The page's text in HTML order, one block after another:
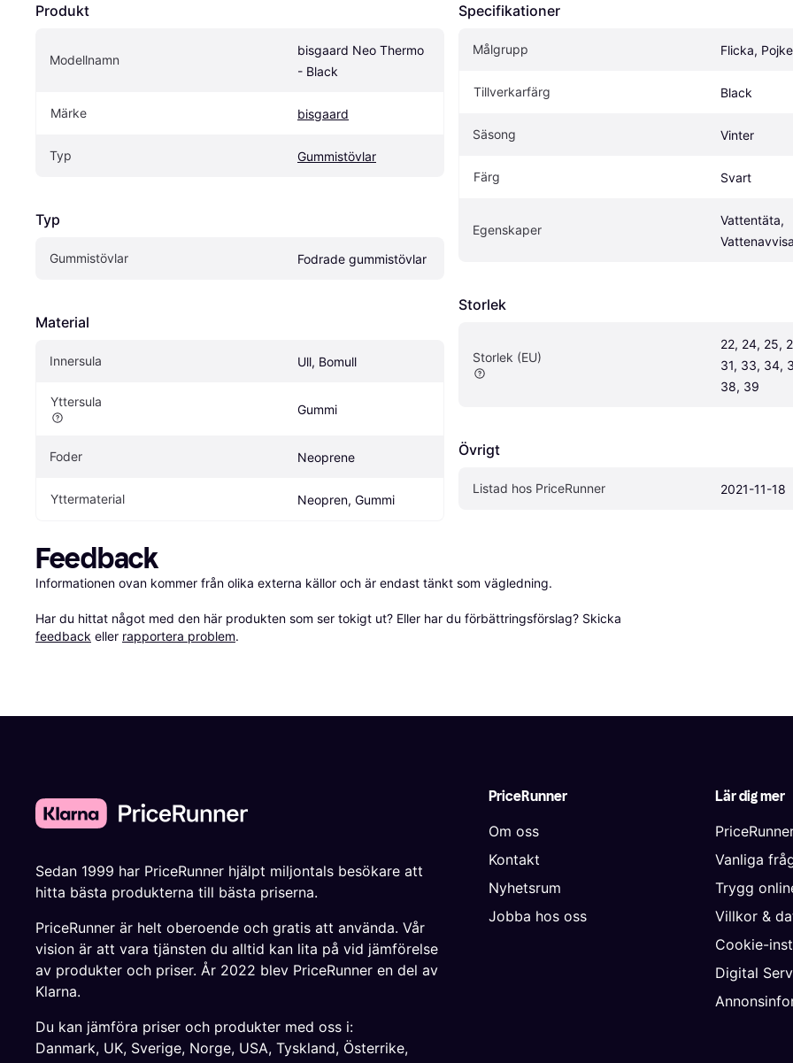
Produkt
Modellnamn
bisgaard Neo Thermo
- Black
Märke bisgaard
Typ Gummistövlar
Typ
Gummistövlar Fodrade gummistövlar
Material
Innersula Ull, Bomull
Yttersula
Gummi
Foder Neoprene
Yttermaterial Neopren, Gummi
Specifikationer
Målgrupp Flicka, Pojke
Tillverkarfärg Black
Säsong Vinter
Färg Svart
Egenskaper
Vattentäta,
Storlek
Storlek (EU)
22, 24, 25,
31, 33, 34,
38, 39
Övrigt
Listad hos PriceRunner 2021-11-18
Feedback
Informationen ovan kommer från olika externa källor och är endast tänkt som vägledning.
Har du hittat något med den här produkten som ser tokigt ut? Eller har du förbättringsförslag? Skicka
feedback eller rapportera problem.
PriceRunner
Om oss
Kontakt
Nyhetsrum
Jobba hos oss
Lär dig mer
Vanliga
Trygg
Villkor &
Cookie-
Digital
Sedan 1999 har PriceRunner hjälpt miljontals besökare att
hitta bästa produkterna till bästa priserna.
PriceRunner är helt oberoende och gratis att använda. Vår
vision är att vara tjänsten du alltid kan lita på vid jämförelse
av produkter och priser. År 2022 blev PriceRunner en del av
Klarna.
Du kan jämföra priser och produkter med oss i:
Danmark, UK, Sverige, Norge, USA, Tyskland, Österrike,